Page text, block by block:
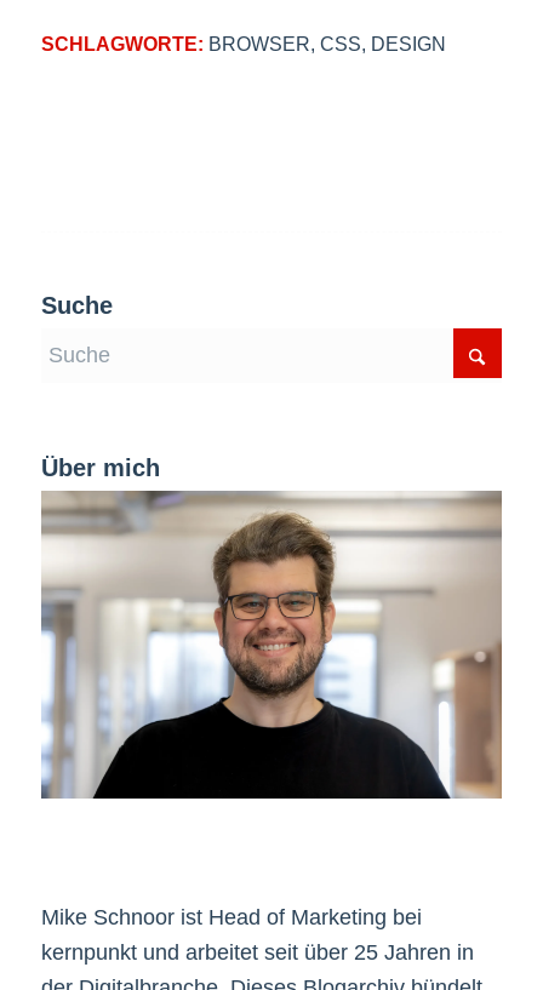
SCHLAGWORTE: BROWSER, CSS, DESIGN
Suche
Über mich
Mike Schnoor ist Head of Marketing bei
kernpunkt und arbeitet seit über 25 Jahren in